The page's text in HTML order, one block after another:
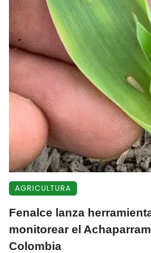
AGRICULTURA
Fenalce lanza
monitorear el
Colombia